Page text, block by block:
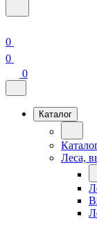
0
0
0
Каталог
Леса,